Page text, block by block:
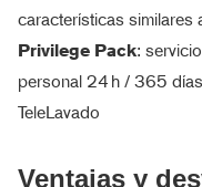
características similares
Privilege Pack:
personal 24 h / 365
TeleLavado
Ventajas y